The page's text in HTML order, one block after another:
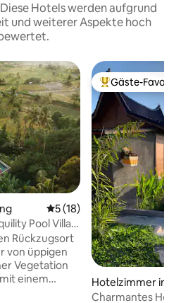
Hotels werden aufgrund
und weiterer Aspekte hoch
Durchschnittliche
5 (18)
Pool Villa
Rückzugsort
von üppigen
Vegetation
einem
Beliebter Gäste-
Gäste-Favorit
Hotelzimmer in
Ubud
Charmantes